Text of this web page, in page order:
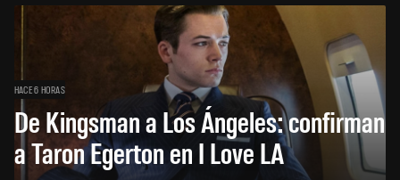
HACE 6 HORAS
De Kingsman a Los Ángeles: confirman
a Taron Egerton en I Love LA